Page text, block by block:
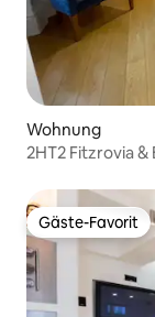
Wohnung
2HT2 Fitzrovia
Gäste-Favorit
Gäste-Favorit